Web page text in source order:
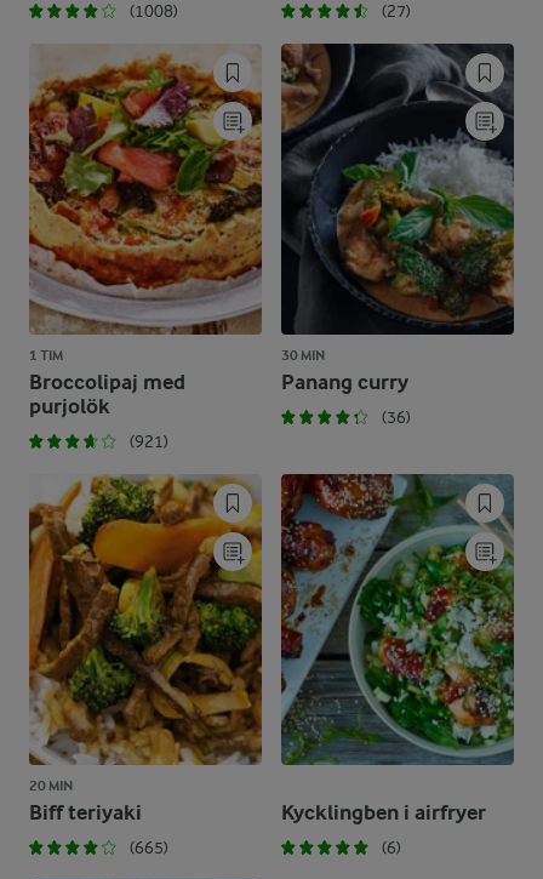
(1008) (27)
1 TIM
Broccolipaj med
purjolök
(921)
30 MIN
Panang curry
(36)
20 MIN
Biff teriyaki
(665)
Kycklingben i airfryer
(6)